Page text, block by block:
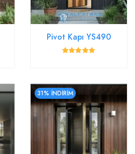
Pivot Kapı YS490
31% İNDİRİM